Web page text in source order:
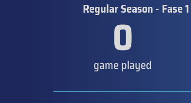
Regular Season - Fase 1
0
game played